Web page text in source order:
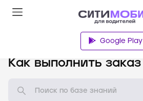
Google Play
Как выполнить заказ